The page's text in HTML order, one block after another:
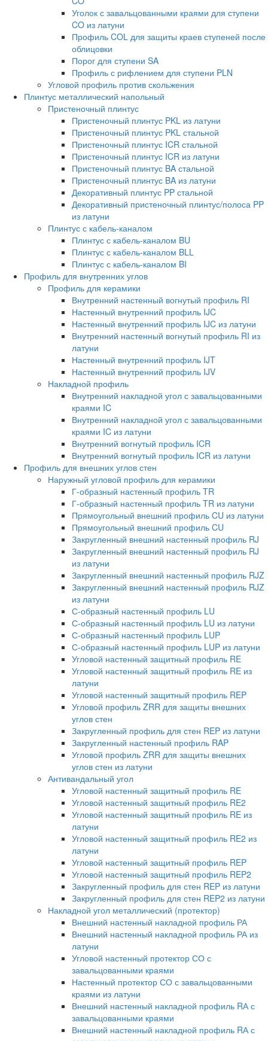
Уголок с завальцованными краями для ступени
CO из латуни
Профиль COL для защиты краев ступеней после
облицовки
Порог для ступени SA
Профиль с рифлением для ступени PLN
Угловой профиль против скольжения
Плинтус металлический напольный
Пристеночный плинтус
Пристеночный плинтус PKL из латуни
Пристеночный плинтус PKL стальной
Пристеночный плинтус ICR стальной
Пристеночный плинтус ICR из латуни
Пристеночный плинтус BA стальной
Пристеночный плинтус BA из латуни
Декоративный плинтус PP стальной
Декоративный пристеночный плинтус/полоса PP
из латуни
Плинтус с кабель-каналом
Плинтус с кабель-каналом BU
Плинтус с кабель-каналом BLL
Плинтус с кабель-каналом BI
Профиль для внутренних углов
Профиль для керамики
Внутренний настенный вогнутый профиль RI
Настенный внутренний профиль IJC
Настенный внутренний профиль IJC из латуни
Внутренний настенный вогнутый профиль RI из
латуни
Настенный внутренний профиль IJT
Настенный внутренний профиль IJV
Накладной профиль
Внутренний накладной угол с завальцованными
краями IC
Внутренний накладной угол с завальцованными
краями IC из латуни
Внутренний вогнутый профиль ICR
Внутренний вогнутый профиль ICR из латуни
Профиль для внешних углов стен
Наружный угловой профиль для керамики
Г-образный настенный профиль TR
Г-образный настенный профиль TR из латуни
Прямоугольный внешний профиль CU из латуни
Прямоугольный внешний профиль CU
Закругленный внешний настенный профиль RJ
Закругленный внешний настенный профиль RJ
из латуни
Закругленный внешний настенный профиль RJZ
Закругленный внешний настенный профиль RJZ
из латуни
С-образный настенный профиль LU
С-образный настенный профиль LU из латуни
С-образный настенный профиль LUP
С-образный настенный профиль LUP из латуни
Угловой настенный защитный профиль RE
Угловой настенный защитный профиль RE из
латуни
Угловой настенный защитный профиль REP
Угловой профиль ZRR для защиты внешних
углов стен
Закругленный профиль для стен REP из латуни
Закругленный настенный профиль RAP
Угловой профиль ZRR для защиты внешних
углов стен из латуни
Антивандальный угол
Угловой настенный защитный профиль RE
Угловой настенный защитный профиль RE2
Угловой настенный защитный профиль RE из
латуни
Угловой настенный защитный профиль RE2 из
латуни
Угловой настенный защитный профиль REP
Угловой настенный защитный профиль REP2
Закругленный профиль для стен REP из латуни
Закругленный профиль для стен REP2 из латуни
Накладной угол металлический (протектор)
Внешний настенный накладной профиль РА
Внешний настенный накладной профиль РА из
латуни
Угловой настенный протектор СО с
завальцованными краями
Настенный протектор СО с завальцованными
краями из латуни
Внешний настенный накладной профиль RА с
завальцованными краями
Внешний настенный накладной профиль RА с